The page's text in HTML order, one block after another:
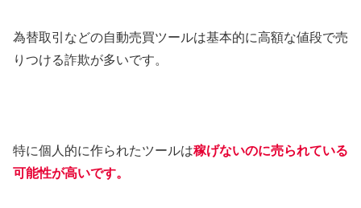
為替取引などの自動売買ツールは基本的に高額な値段で売
りつける詐欺が多いです。
特に個人的に作られたツールは稼げないのに売られている
可能性が高いです。